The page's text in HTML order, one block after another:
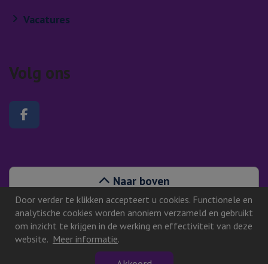
Door verder te klikken accepteert u cookies. Functionele en
analytische cookies worden anoniem verzameld en gebruikt
om inzicht te krijgen in de werking en effectiviteit van deze
website. Meer informatie.
Vacatures
Volg ons
Naar boven